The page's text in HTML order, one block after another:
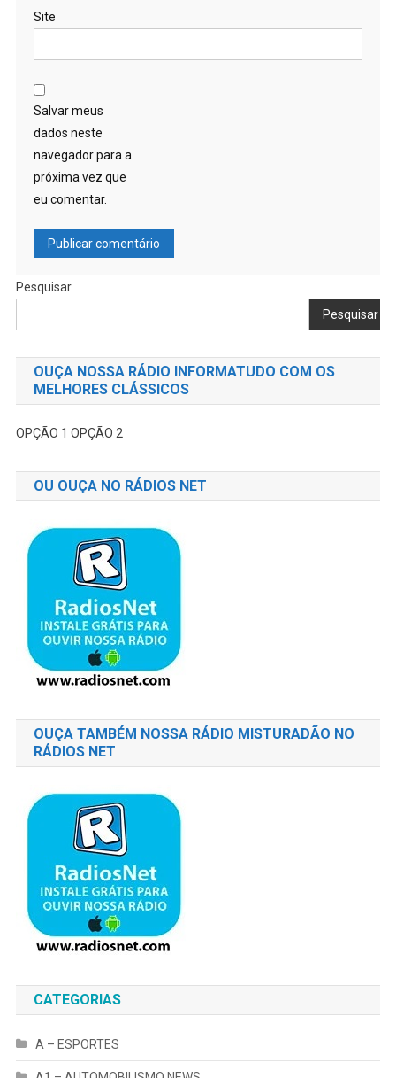
Site
Salvar meus
dados neste
navegador para a
próxima vez que
eu comentar.
Pesquisar
Pesquisar
OUÇA NOSSA RÁDIO INFORMATUDO COM OS
MELHORES CLÁSSICOS
OPÇÃO 1 OPÇÃO 2
OU OUÇA NO RÁDIOS NET
OUÇA TAMBÉM NOSSA RÁDIO MISTURADÃO NO
RÁDIOS NET
CATEGORIAS
A – ESPORTES